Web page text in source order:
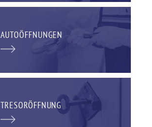
AUTOÖFFNUNGEN
TRESORÖFFNUNG